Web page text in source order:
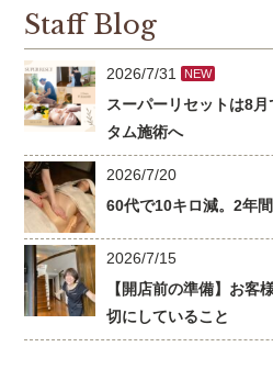
Staff Blog
2026/7/31 NEW
スーパーリセットは8
タム施術へ
2026/7/20
60代で10キロ減。2年
2026/7/15
【開店前の準備】お客
切にしていること